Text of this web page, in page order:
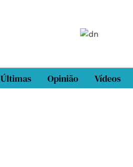
Últimas Opinião Vídeos